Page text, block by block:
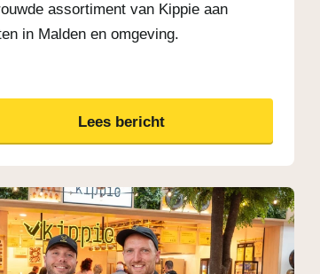
assortiment van Kippie aan
in Malden en omgeving.
Lees bericht